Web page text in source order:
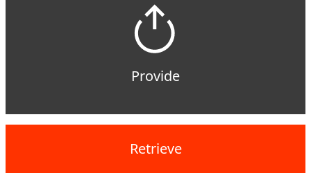
Provide
Retrieve